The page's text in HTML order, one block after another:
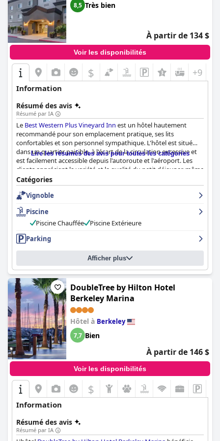
8,5 Très bien
À partir de 134 $
Voir les disponibilités
$ +9
Information
Résumé des avis
Résumé par IA
Le Best Western Plus Vineyard Inn est un hôtel hautement
recommandé pour son emplacement pratique, ses lits
confortables et son personnel sympathique. L'hôtel est situé
dans un quartier paisible, à l'écart de la circulation excessive et
est facilement accessible depuis l'autoroute et l'aéroport. Les
clients apprécient la variété et la qualité du petit déjeuner, même
si les avis sont partagés. Les chambres sont spacieuses, propres
et modernes et certaines disposent d'une baignoire spa. L'hôtel
est bien entretenu et ne dégage pas d'odeur. Le personnel est
aimable et fait tout son possible pour répondre aux besoins des
clients. La piscine est un point fort pour de nombreux clients
grâce à sa propreté et à son atmosphère apaisante. Le parking
confortables reçoivent des éloges, bien que certains clients les
trouvent trop fermes. Dans l'ensemble, leBest Western Plus
offre une option confortable pour les voyageurs
dans la région avec quelques critiques mitigées mais des
expériences généralement positives.
Lire les résumés des avis pour toutes les catégories
Catégories
Vignoble
Piscine
Piscine Chauffée
Piscine Extérieure
Parking
Afficher plus
DoubleTree by Hilton Hotel
Berkeley Marina
Hôtel à Berkeley
7,7 Bien
À partir de 146 $
Voir les disponibilités
$
Information
Résumé des avis
Résumé par IA